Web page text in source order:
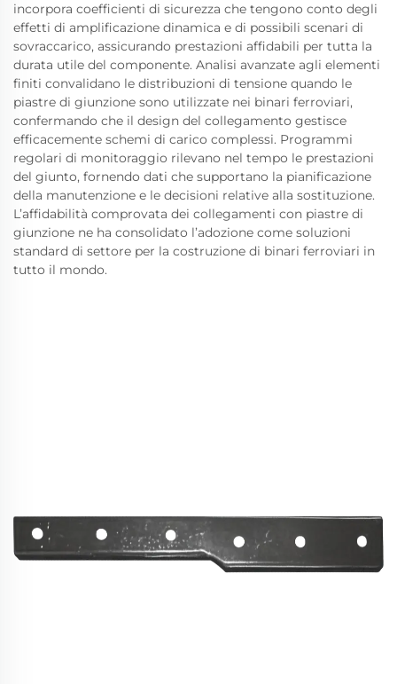
incorpora coefficienti di sicurezza che tengono conto degli
effetti di amplificazione dinamica e di possibili scenari di
sovraccarico, assicurando prestazioni affidabili per tutta la
durata utile del componente. Analisi avanzate agli elementi
finiti convalidano le distribuzioni di tensione quando le
piastre di giunzione sono utilizzate nei binari ferroviari,
confermando che il design del collegamento gestisce
efficacemente schemi di carico complessi. Programmi
regolari di monitoraggio rilevano nel tempo le prestazioni
del giunto, fornendo dati che supportano la pianificazione
della manutenzione e le decisioni relative alla sostituzione.
L’affidabilità comprovata dei collegamenti con piastre di
giunzione ne ha consolidato l’adozione come soluzioni
standard di settore per la costruzione di binari ferroviari in
tutto il mondo.